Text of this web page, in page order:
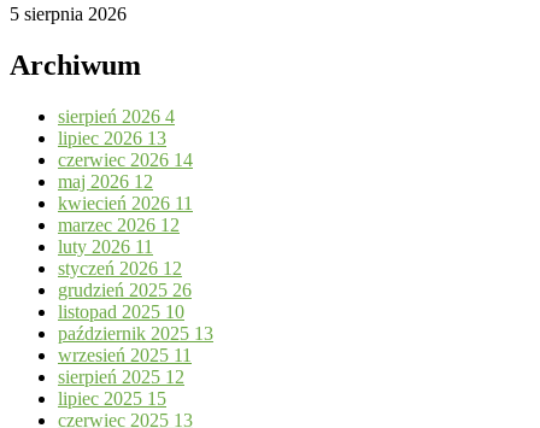
5 sierpnia 2026
Archiwum
sierpień 2026 4
lipiec 2026 13
czerwiec 2026 14
maj 2026 12
kwiecień 2026 11
marzec 2026 12
luty 2026 11
styczeń 2026 12
grudzień 2025 26
listopad 2025 10
październik 2025 13
wrzesień 2025 11
sierpień 2025 12
lipiec 2025 15
czerwiec 2025 13